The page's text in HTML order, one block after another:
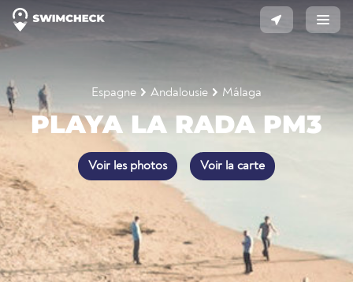
Espagne Andalousie Málaga
PLAYA LA RADA PM3
Voir les photos Voir la carte